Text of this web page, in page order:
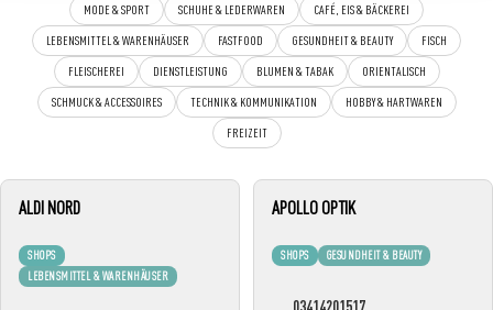
MODE & SPORT SCHUHE & LEDERWAREN
CAFÉ, EIS & BÄCKEREI
LEBENSMITTEL & WARENHÄUSER
FASTFOOD GESUNDHEIT & BEAUTY
FISCH
FLEISCHEREI
DIENSTLEISTUNG BLUMEN & TABAK
ORIENTALISCH
SCHMUCK & ACCESSOIRES
TECHNIK & KOMMUNIKATION
HOBBY & HARTWAREN
FREIZEIT
SHOPS
LEBENSMITTEL & WARENHÄUSER
ALDI NORD
SHOPS GESUNDHEIT & BEAUTY
APOLLO OPTIK
03414201517